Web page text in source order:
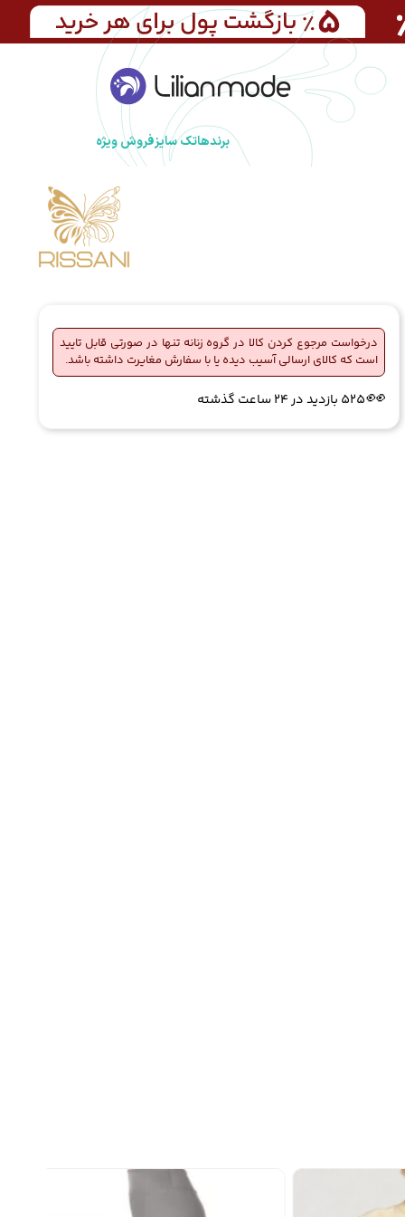
برندهاتک سایزفروش ویژه
درخواست مرجوع کردن کالا در گروه زنانه تنها در صورتی قابل تایید
است که کالای ارسالی آسیب دیده یا با سفارش مغایرت داشته باشد.
🔥5 فروش در هفته گذشته
👀525 بازدید در ۲۴ ساعت گذشته